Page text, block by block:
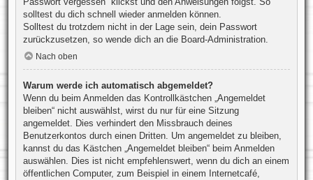
solltest du dich schnell wieder anmelden können.
Solltest du trotzdem nicht in der Lage sein, dein Passwort
zurückzusetzen, so wende dich an die Board-Administration.
Nach oben
Warum werde ich automatisch abgemeldet?
Wenn du beim Anmelden das Kontrollkästchen „Angemeldet
bleiben“ nicht auswählst, wirst du nur für eine Sitzung
angemeldet. Dies verhindert den Missbrauch deines
Benutzerkontos durch einen Dritten. Um angemeldet zu bleiben,
kannst du das Kästchen „Angemeldet bleiben“ beim Anmelden
auswählen. Dies ist nicht empfehlenswert, wenn du dich an einem
öffentlichen Computer, zum Beispiel in einem Internetcafé,